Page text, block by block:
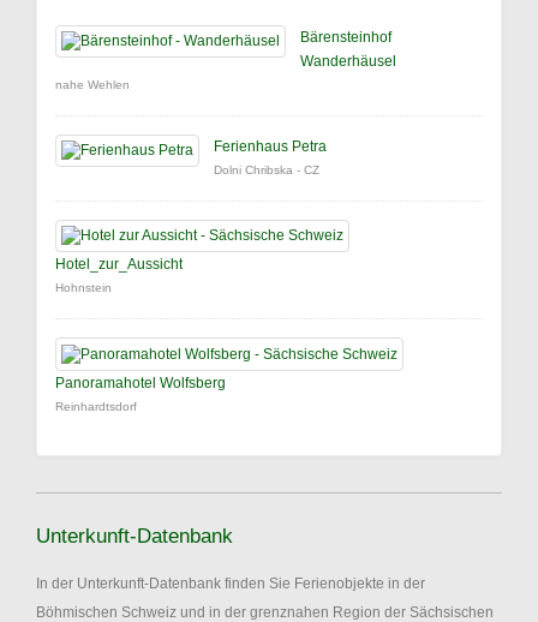
Bärensteinhof
Wanderhäusel
nahe Wehlen
Ferienhaus Petra
Dolni Chribska - CZ
Hotel_zur_Aussicht
Hohnstein
Panoramahotel Wolfsberg
Reinhardtsdorf
Unterkunft-Datenbank
In der Unterkunft-Datenbank finden Sie Ferienobjekte in der
Böhmischen Schweiz und in der grenznahen Region der Sächsischen